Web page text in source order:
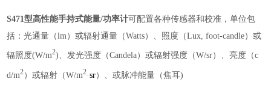
S471型高性能手持式能量/功率计可配置各种传感器和校准，单位包
括：光通量（lm）或辐射通量（Watts）、照度（Lux, foot-candle）或
辐照度(W/m2)、发光强度（Candela）或辐射强度（W/sr）、亮度（c
d/m2）或辐射（W/m2·sr）、或脉冲能量（焦耳)